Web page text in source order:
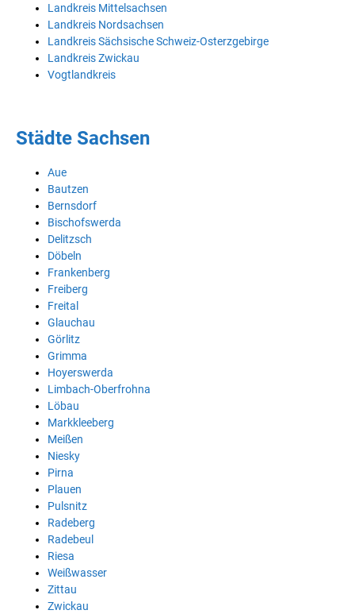
Landkreis Mittelsachsen
Landkreis Nordsachsen
Landkreis Sächsische Schweiz-Osterzgebirge
Landkreis Zwickau
Vogtlandkreis
Städte Sachsen
Aue
Bautzen
Bernsdorf
Bischofswerda
Delitzsch
Döbeln
Frankenberg
Freiberg
Freital
Glauchau
Görlitz
Grimma
Hoyerswerda
Limbach-Oberfrohna
Löbau
Markkleeberg
Meißen
Niesky
Pirna
Plauen
Pulsnitz
Radeberg
Radebeul
Riesa
Weißwasser
Zittau
Zwickau